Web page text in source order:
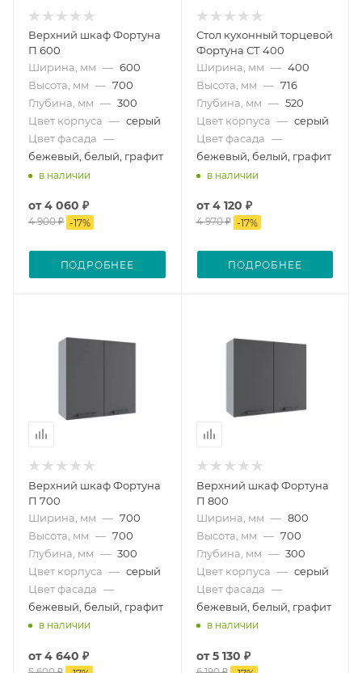
Верхний шкаф Фортуна
П 600
Ширина, мм — 600
Высота, мм — 700
Глубина, мм — 300
Цвет корпуса — серый
Цвет фасада —
бежевый, белый, графит
в наличии
от4 060 ₽
4 900 ₽ -17%
ПОДРОБНЕЕ
Стол кухонный торцевой
Фортуна СТ 400
Ширина, мм — 400
Высота, мм — 716
Глубина, мм — 520
Цвет корпуса — серый
Цвет фасада —
бежевый, белый, графит
в наличии
от4 120 ₽
4 970 ₽ -17%
ПОДРОБНЕЕ
Верхний шкаф Фортуна
П 700
Ширина, мм — 700
Высота, мм — 700
Глубина, мм — 300
Цвет корпуса — серый
Цвет фасада —
бежевый, белый, графит
в наличии
от4 640 ₽
Верхний шкаф Фортуна
П 800
Ширина, мм — 800
Высота, мм — 700
Глубина, мм — 300
Цвет корпуса — серый
Цвет фасада —
бежевый, белый, графит
в наличии
от5 130 ₽